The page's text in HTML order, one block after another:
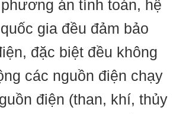
án tính toán, hệ
gia đều đảm bảo
đặc biệt đều không
các nguồn điện chạy
điện (than, khí, thủy